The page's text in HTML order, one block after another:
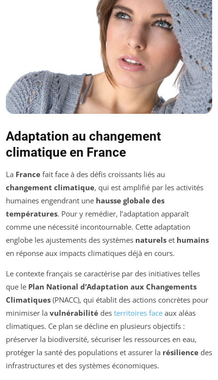
Adaptation au changement
climatique en France
La France fait face à des défis croissants liés au
changement climatique, qui est amplifié par les activités
humaines engendrant une hausse globale des
températures. Pour y remédier, l’adaptation apparaît
comme une nécessité incontournable. Cette adaptation
englobe les ajustements des systèmes naturels et humains
en réponse aux impacts climatiques déjà en cours.
Le contexte français se caractérise par des initiatives telles
que le Plan National d’Adaptation aux Changements
Climatiques (PNACC), qui établit des actions concrètes pour
minimiser la vulnérabilité des territoires face aux aléas
climatiques. Ce plan se décline en plusieurs objectifs :
préserver la biodiversité, sécuriser les ressources en eau,
protéger la santé des populations et assurer la résilience des
infrastructures et des systèmes économiques.